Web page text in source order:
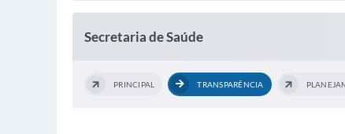
Secretaria de Saúde
PRINCIPAL TRANSPARÊNCIA